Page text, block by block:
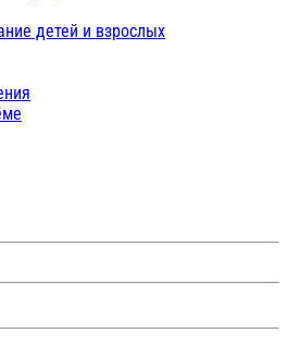
детей и взрослых